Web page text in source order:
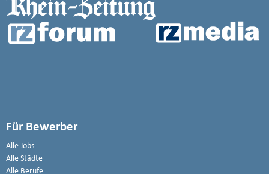
Für Bewerber
Alle Jobs
Alle Städte
Alle Berufe